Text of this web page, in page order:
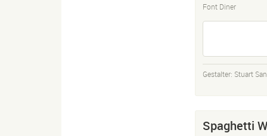
Font Diner
Gestalter: Stuart
Spaghetti